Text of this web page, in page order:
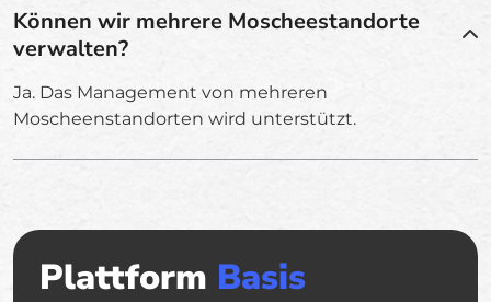
Können wir mehrere Moscheestandorte
verwalten?
Ja. Das Management von mehreren
Moscheenstandorten wird unterstützt.
Plattform Basis